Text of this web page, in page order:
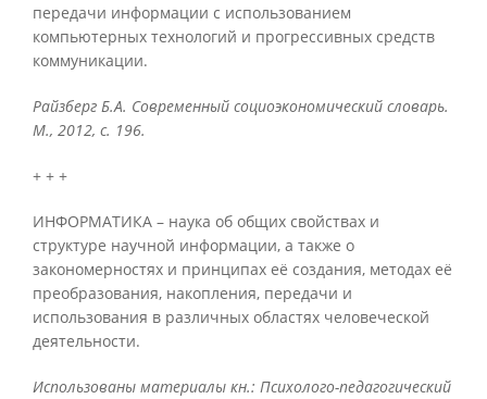
передачи информации с использованием
компьютерных технологий и прогрессивных средств
коммуникации.
Райзберг Б.А. Современный социоэкономический словарь.
М., 2012, с. 196.
+ + +
ИНФОРМАТИКА – наука об общих свойствах и
структуре научной информации, а также о
закономерностях и принципах её создания, методах её
преобразования, накопления, передачи и
использования в различных областях человеческой
деятельности.
Использованы материалы кн.: Психолого-педагогический